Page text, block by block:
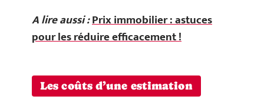
A lire aussi :Prix immobilier : astuces
pour les réduire efficacement !
Les coûts d’une estimation